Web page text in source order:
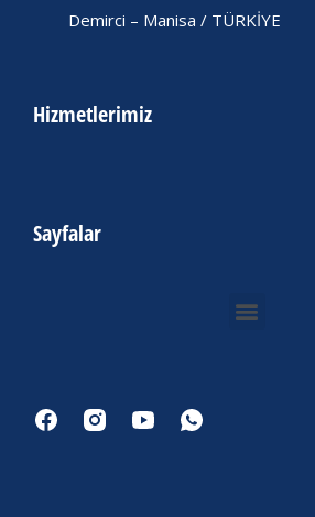
Demirci – Manisa / TÜRKİYE
Hizmetlerimiz
Sayfalar